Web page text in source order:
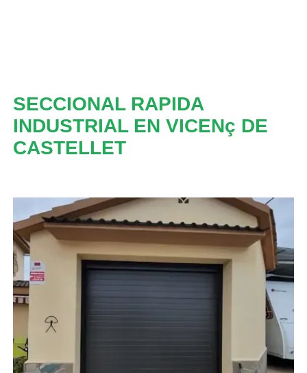
SECCIONAL RAPIDA
INDUSTRIAL EN VICENç DE
CASTELLET